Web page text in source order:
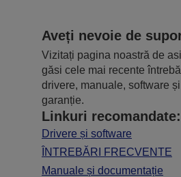
Aveți nevoie de
Vizitați pagina noastră de
găsi cele mai recente
drivere, manuale, software
garanție.
Linkuri recomandate:
Drivere și software
ÎNTREBĂRI FRECVENTE
Manuale și documentație